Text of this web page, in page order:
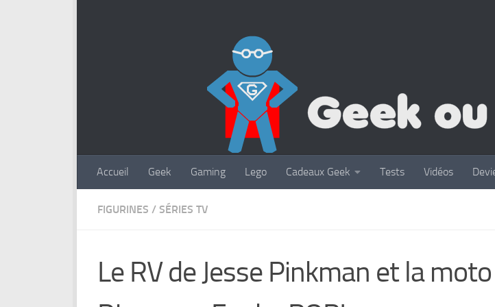
Accueil Geek Gaming Lego Cadeaux Geek Tests Vidéos
FIGURINES / SÉRIES TV
Le RV de Jesse Pinkman et la